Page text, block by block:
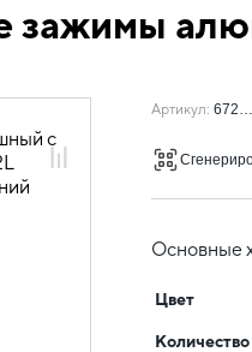
зажимы
Артикул:
Основные
Цвет